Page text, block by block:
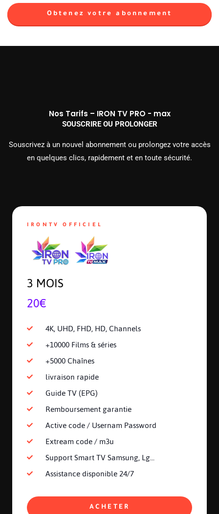
Obtenez votre abonnement
Nos Tarifs – IRON TV PRO - max
SOUSCRIRE OU PROLONGER
Souscrivez à un nouvel abonnement ou prolongez votre accès
en quelques clics, rapidement et en toute sécurité.
IRONTV OFFICIEL
3 MOIS
20€
4K, UHD, FHD, HD, Channels
+10000 Films & séries
+5000 Chaînes
livraison rapide
Guide TV (EPG)
Remboursement garantie
Active code / Usernam Password
Extream code / m3u
Support Smart TV Samsung, Lg...
Assistance disponible 24/7
ACHETER